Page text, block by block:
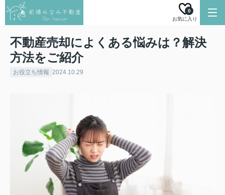
お気に入り
0
不動産売却によくある悩みは？解決
方法をご紹介
お役立ち情報 2024.10.29